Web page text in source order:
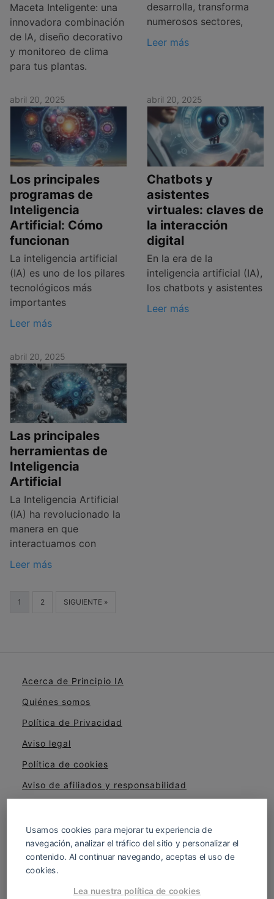
Maceta Inteligente: una
innovadora combinación
de IA, diseño decorativo
y monitoreo de clima
para tus plantas.
desarrolla, transforma
numerosos sectores,
Leer más
abril 20, 2025
Los principales
programas de
Inteligencia
Artificial: Cómo
funcionan
La inteligencia artificial
(IA) es uno de los pilares
tecnológicos más
importantes
Leer más
abril 20, 2025
Chatbots y
asistentes
virtuales: claves de
la interacción
digital
En la era de la
inteligencia artificial (IA),
los chatbots y asistentes
Leer más
abril 20, 2025
Las principales
herramientas de
Inteligencia
Artificial
La Inteligencia Artificial
(IA) ha revolucionado la
manera en que
interactuamos con
Leer más
1 2 SIGUIENTE »
Acerca de Principio IA
Quiénes somos
Política de Privacidad
Aviso legal
Política de cookies
Aviso de afiliados y responsabilidad
Descubre cómo aplicar Inteligencia Artificial
Usamos cookies para mejorar tu experiencia de
navegación, analizar el tráfico del sitio y personalizar el
contenido. Al continuar navegando, aceptas el uso de
cookies.
Lea nuestra política de cookies